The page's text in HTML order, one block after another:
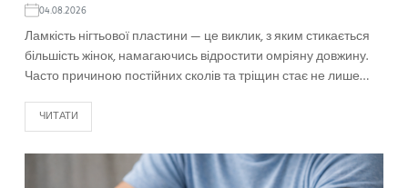
04.08.2026
Ламкість нігтьової пластини — це виклик, з яким стикається
більшість жінок, намагаючись відростити омріяну довжину.
Часто причиною постійних сколів та тріщин стає не лише…
ЧИТАТИ